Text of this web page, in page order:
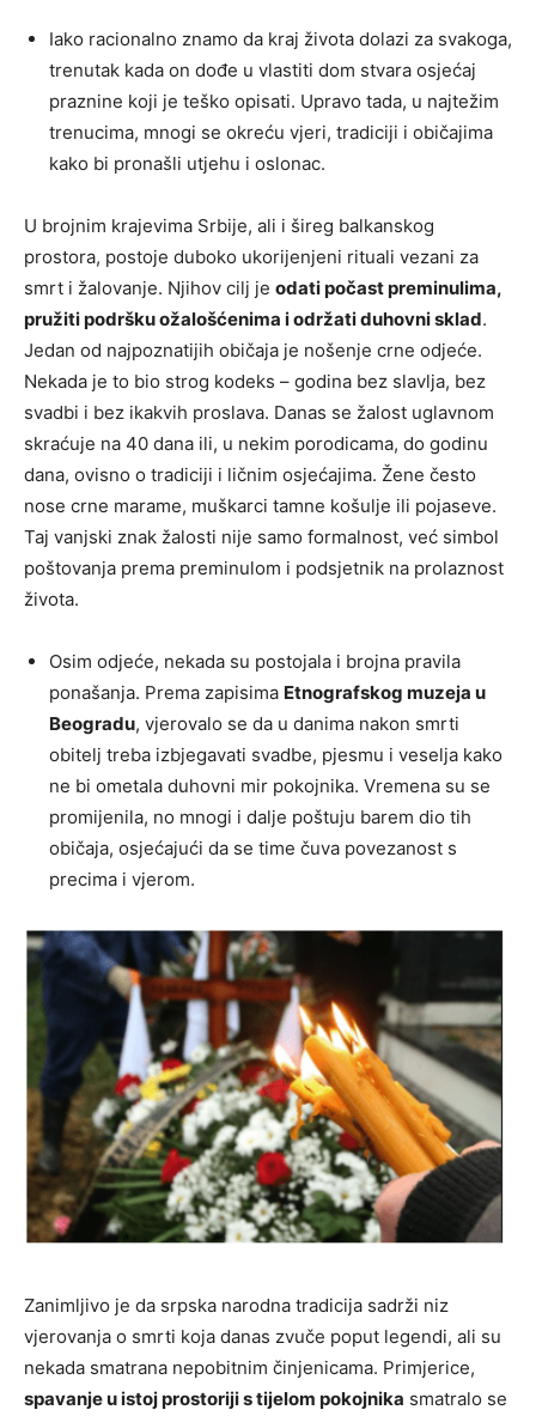
Iako racionalno znamo da kraj života dolazi za svakoga,
trenutak kada on dođe u vlastiti dom stvara osjećaj
praznine koji je teško opisati. Upravo tada, u najtežim
trenucima, mnogi se okreću vjeri, tradiciji i običajima
kako bi pronašli utjehu i oslonac.
U brojnim krajevima Srbije, ali i šireg balkanskog
prostora, postoje duboko ukorijenjeni rituali vezani za
smrt i žalovanje. Njihov cilj je odati počast preminulima,
pružiti podršku ožalošćenima i održati duhovni sklad.
Jedan od najpoznatijih običaja je nošenje crne odjeće.
Nekada je to bio strog kodeks – godina bez slavlja, bez
svadbi i bez ikakvih proslava. Danas se žalost uglavnom
skraćuje na 40 dana ili, u nekim porodicama, do godinu
dana, ovisno o tradiciji i ličnim osjećajima. Žene često
nose crne marame, muškarci tamne košulje ili pojaseve.
Taj vanjski znak žalosti nije samo formalnost, već simbol
poštovanja prema preminulom i podsjetnik na prolaznost
života.
Osim odjeće, nekada su postojala i brojna pravila
ponašanja. Prema zapisima Etnografskog muzeja u
Beogradu, vjerovalo se da u danima nakon smrti
obitelj treba izbjegavati svadbe, pjesmu i veselja kako
ne bi ometala duhovni mir pokojnika. Vremena su se
promijenila, no mnogi i dalje poštuju barem dio tih
običaja, osjećajući da se time čuva povezanost s
precima i vjerom.
Zanimljivo je da srpska narodna tradicija sadrži niz
vjerovanja o smrti koja danas zvuče poput legendi, ali su
nekada smatrana nepobitnim činjenicama. Primjerice,
spavanje u istoj prostoriji s tijelom pokojnika smatralo se